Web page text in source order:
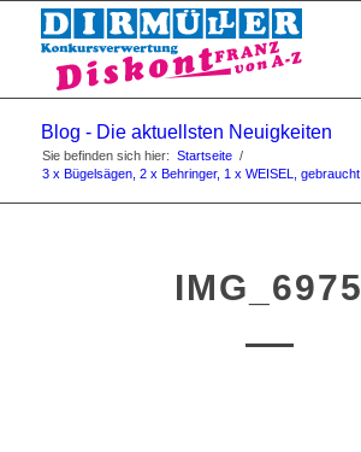
Blog - Die aktuellsten Neuigkeiten
Sie befinden sich hier: Startseite /
3 x Bügelsägen, 2 x Behringer, 1 x WEISEL, gebraucht
IMG_6975